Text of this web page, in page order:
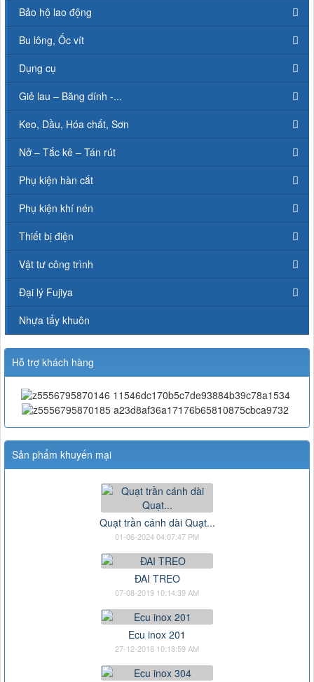
Bảo hộ lao động
Bu lông, Ốc vít
Dụng cụ
Giẻ lau – Băng dính -...
Keo, Dầu, Hóa chất, Sơn
Nở – Tắc kê – Tán rút
Phụ kiện hàn cắt
Phụ kiện khí nén
Thiết bị điện
Vật tư công trình
Đại lý Fujiya
Nhựa tẩy khuôn
Hỗ trợ khách hàng
Sản phẩm khuyến mại
Quạt trần cánh dài Quạt...
01-06-2024 04:07:47 PM
ĐAI TREO
07-08-2019 10:14:39 AM
Ecu inox 201
27-12-2018 10:18:59 AM